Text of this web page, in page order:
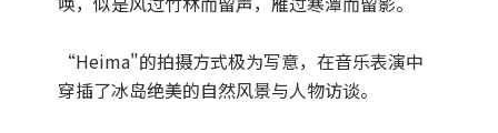
“Heima"的拍摄方式极为写意，在音乐表演中
穿插了冰岛绝美的自然风景与人物访谈。